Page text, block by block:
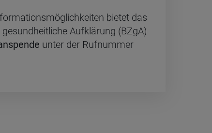
bietet das
Aufklärung (BZgA)
unter der Rufnummer